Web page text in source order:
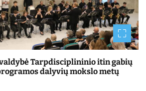
Tarpdisciplininio itin gabių
dalyvių mokslo metų